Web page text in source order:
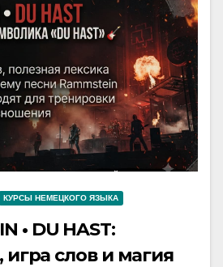
КУРСЫ НЕМЕЦКОГО ЯЗЫКА
• DU HAST:
слов и магия